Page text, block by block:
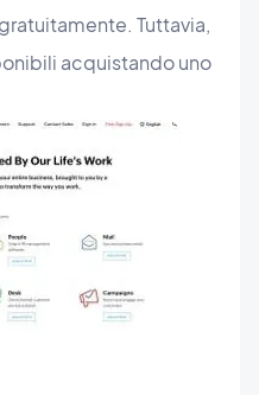
Tuttavia,
acquistando uno